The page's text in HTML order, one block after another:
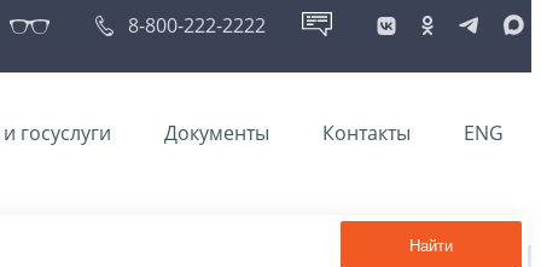
8-800-222-2222
госуслуги Документы Контакты ENG
Найти